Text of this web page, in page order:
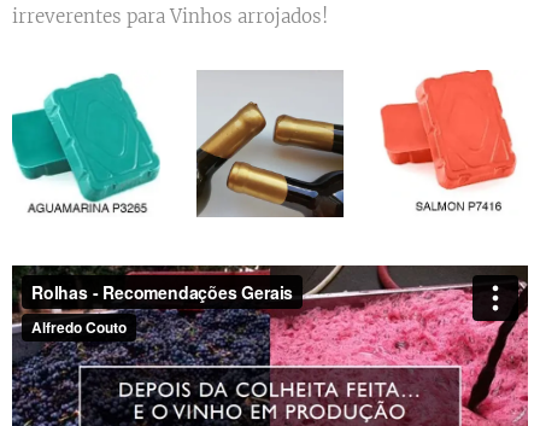
irreverentes para Vinhos arrojados!